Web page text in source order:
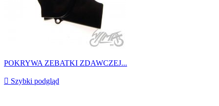
POKRYWA ZEBATKI ZDAWCZEJ...
 Szybki podgląd